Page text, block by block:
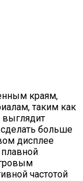
краям,
таким как
выглядит
больше
дисплее
частотой